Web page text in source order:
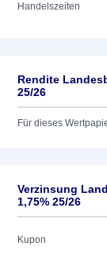
Handelszeiten
Rendite
25/26
Für dieses
Verzinsung
1,75% 25/26
Kupon